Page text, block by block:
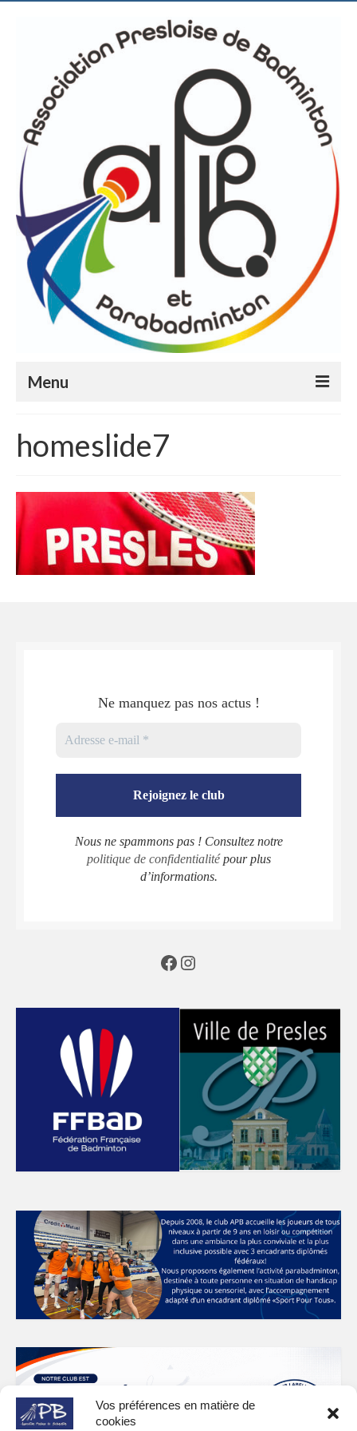
Vos préférences en matière de
cookies
Menu
Le badminton
Le parabadminton
S’inscrire
Horaires
homeslide7
Ne manquez pas nos actus !
Nous ne spammons pas ! Consultez notre
politique de confidentialitépour plus
d’informations.
Facebook
Instagram